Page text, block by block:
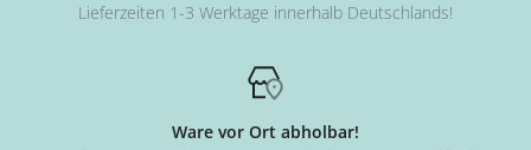
Lieferzeiten 1-3 Werktage innerhalb Deutschlands!
Ware vor Ort abholbar!